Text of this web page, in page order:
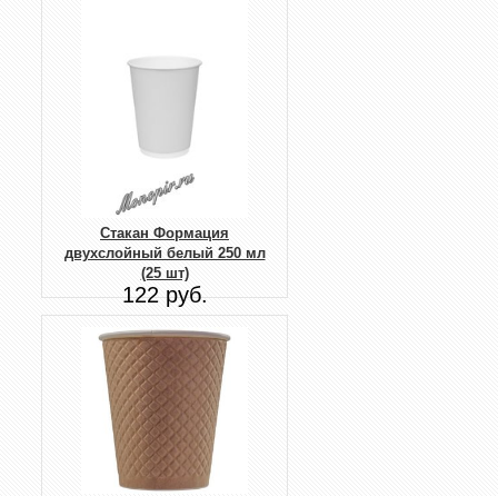
Стакан Формация
двухслойный белый 250 мл
(25 шт)
122 руб.